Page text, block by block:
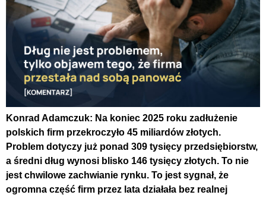
Konrad Adamczuk: Na koniec 2025 roku zadłużenie
polskich firm przekroczyło 45 miliardów złotych.
Problem dotyczy już ponad 309 tysięcy przedsiębiorstw,
a średni dług wynosi blisko 146 tysięcy złotych. To nie
jest chwilowe zachwianie rynku. To jest sygnał, że
ogromna część firm przez lata działała bez realnej